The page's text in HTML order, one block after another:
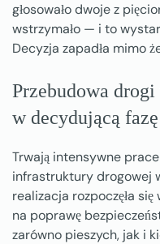
głosowało dwoje z
wstrzymało — i to
Decyzja zapadła mimo
Przebudowa
w decydującą fazę
Trwają intensywne
infrastruktury drogowej
realizacja rozpoczęła
na poprawę
zarówno pieszych, jak i